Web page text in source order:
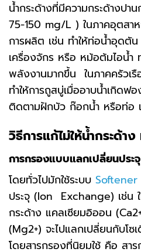
น้ำกระด้างที่มีความกระด้างปา
75-150 mg/L ) ในภาคอุตสา
การผลิต เช่น ทำให้ท่อน้ำอุดตั
เครื่องจักร หรือ หม้อต้มไอน้ำ
พลังงานมากขึ้น ในภาคครัวเรื
ทำให้การถูสบู่เมื่ออาบน้ำเกิดฟ
ติดตามฝักบัว ก๊อกน้ำ หรือท่อ
วิธีการแก้ไม่ให้น้ำกระด้าง
การกรองแบบแลกเปลี่ยนประจุ
โดยทั่วไปมักใช้ระบบ Softener
ประจุ (Ion Exchange) เช่น
กระด้าง แคลเซียมอิออน
(Mg2+) จะไปแลกเปลี่ยนกับโซ
โดยสารกรองที่นิยมใช้ คือ สา